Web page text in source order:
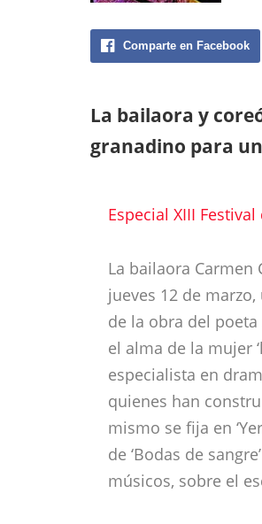
Comparte en Facebook
La bailaora y
granadino para
Especial XIII
La bailaora Carmen
jueves 12 de
de la obra del
el alma de la mujer
especialista en
quienes han
mismo se fija en
de ‘Bodas de
músicos, sobre el